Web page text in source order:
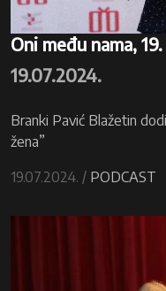
Oni među nama,
19.07.2024.
Branki Pavić Blažetin
žena”
19.07.2024. / PODCAST